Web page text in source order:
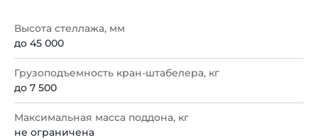
Высота стеллажа, мм
до 45 000
Грузоподъемность кран-штабелера, кг
до 7 500
Максимальная масса поддона, кг
не ограничена